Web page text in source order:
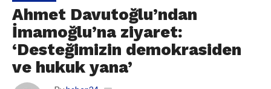
Ahmet Davutoğlu’ndan
İmamoğlu’na ziyaret:
‘Desteğimizin demokrasiden
ve hukuk yana’